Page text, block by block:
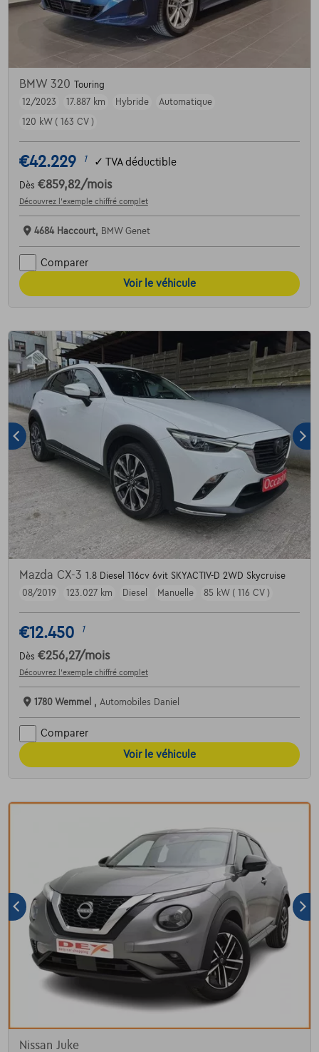
BMW 320
Touring
12/2023
17.887 km Hybride
Automatique
120 kW ( 163 CV )
€42.229 1 ✓ TVA déductible
Dès €859,82/mois
Découvrez l’exemple chiffré complet
4684 Haccourt, BMW Genet
Comparer
Voir le véhicule
Mazda CX-3 1.8 Diesel 116cv 6vit SKYACTIV-D 2WD Skycruise
08/2019
123.027 km Diesel Manuelle 85 kW ( 116 CV )
€12.450 1
Dès €256,27/mois
Découvrez l’exemple chiffré complet
1780 Wemmel , Automobiles Daniel
Comparer
Voir le véhicule
Nissan Juke